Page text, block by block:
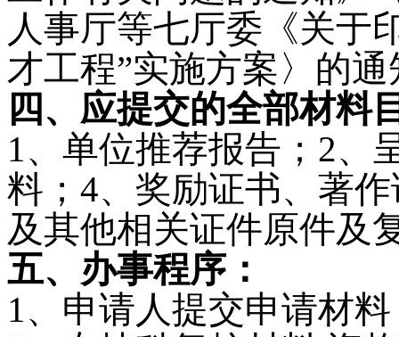
人事厅等七厅委《关于
才工程”实施方案〉的
四、应提交的全部材料
1、单位推荐报告； 2、
料； 4、奖励证书、著
及其他相关证件原件及
五、办事程序：
1、申请人提交申请材